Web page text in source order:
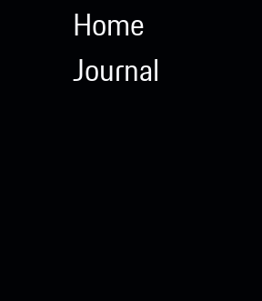
Home
Journal